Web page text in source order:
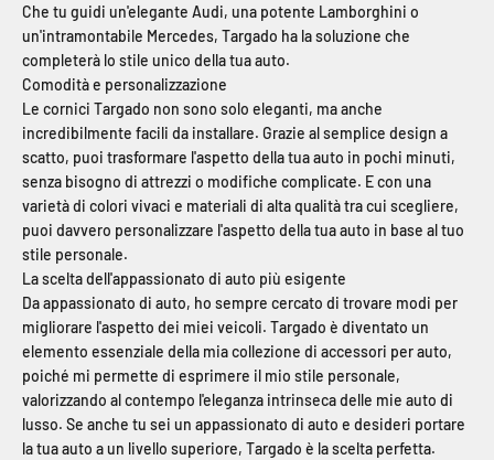
Che tu guidi un'elegante Audi, una potente Lamborghini o
un'intramontabile Mercedes, Targado ha la soluzione che
completerà lo stile unico della tua auto.
Comodità e personalizzazione
Le cornici Targado non sono solo eleganti, ma anche
incredibilmente facili da installare. Grazie al semplice design a
scatto, puoi trasformare l'aspetto della tua auto in pochi minuti,
senza bisogno di attrezzi o modifiche complicate. E con una
varietà di colori vivaci e materiali di alta qualità tra cui scegliere,
puoi davvero personalizzare l'aspetto della tua auto in base al tuo
stile personale.
La scelta dell'appassionato di auto più esigente
Da appassionato di auto, ho sempre cercato di trovare modi per
migliorare l'aspetto dei miei veicoli. Targado è diventato un
elemento essenziale della mia collezione di accessori per auto,
poiché mi permette di esprimere il mio stile personale,
valorizzando al contempo l'eleganza intrinseca delle mie auto di
lusso. Se anche tu sei un appassionato di auto e desideri portare
la tua auto a un livello superiore, Targado è la scelta perfetta.